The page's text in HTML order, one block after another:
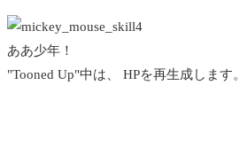
ああ少年！
"Tooned Up"中は、 HPを再生成します。